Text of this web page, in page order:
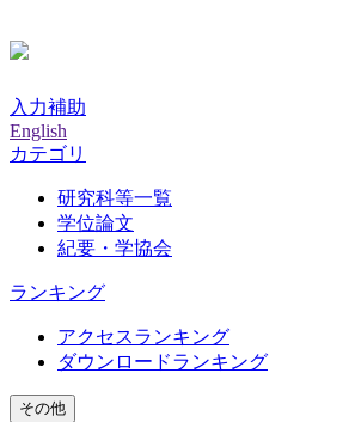
入力補助
English
カテゴリ
研究科等一覧
学位論文
紀要・学協会
ランキング
アクセスランキング
ダウンロードランキング
その他